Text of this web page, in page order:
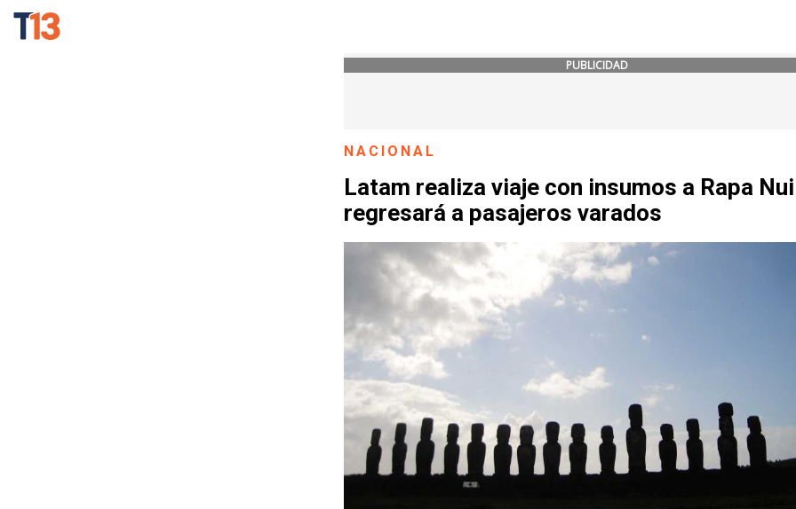
PUBLICIDAD
NACIONAL
Latam realiza viaje con insumos a Rapa
regresará a pasajeros varados